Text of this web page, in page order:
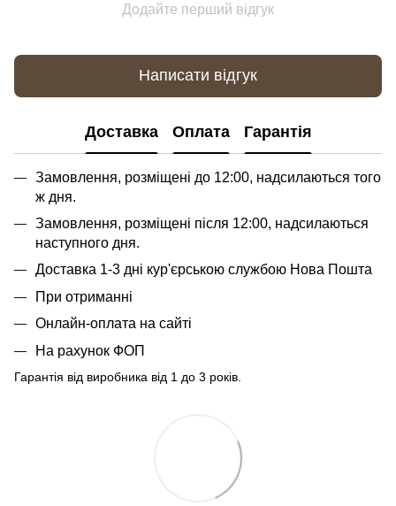
Додайте перший відгук
Написати відгук
Доставка Оплата Гарантія
Замовлення, розміщені до 12:00, надсилаються того
ж дня.
Замовлення, розміщені після 12:00, надсилаються
наступного дня.
Доставка 1-3 дні кур'єрською службою Нова Пошта
При отриманні
Онлайн-оплата на сайті
На рахунок ФОП
Гарантія від виробника від 1 до 3 років.